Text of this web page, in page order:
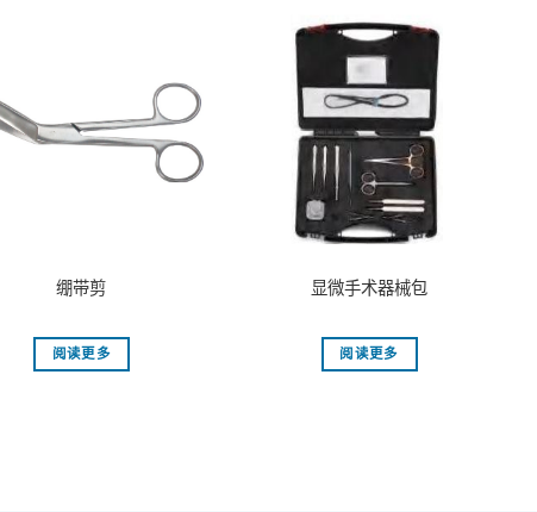
绷带剪
阅读更多
显微手术器械包
阅读更多